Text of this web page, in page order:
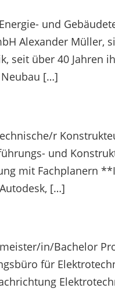
und
Alexander Müller,
seit über 40 Jahren
[…]
r
und
mit Fachplanern
[…]
in/Bachelor
für